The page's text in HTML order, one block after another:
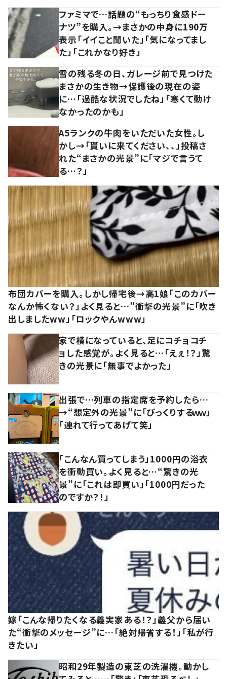
ファミマで…話題の“もっちり食感ドー
ナツ”を購入。→まさかの中身に190万
表示「イイこと聞いた」「気になってまし
た」「これかなり好き」
雪の残る冬の日、ガレージ前で見つけた
まさかの生き物→保護後の現在の姿
に…「過酷な状況でしたね」「寒くて動け
なかったのかも」
A5ランクの牛肉をいただいた女性。し
かし→「貰いに来てください、、」投稿さ
れた“まさかの光景”に「マジで言うて
る…？」
布団カバーを購入。しかし帰宅後→高1娘「このカバー
なんか怖くない？」よく見ると…”衝撃の光景”に「吹き
出しましたww」「ロックやんwww」
家で横になっていると、足にコチョコチ
ョした感覚が。よく見ると…「えぇ！？」驚
きの光景に「無事でよかった」
出張で…列車の指定席を予約したら…
→“想定外の光景”に「びっくりするｗｗ」
「連れて行ってあげて笑」
「こんなん買ってしまう」1000円の浴衣
を衝動買い。よく見ると…“驚きの光
景”に「これは即買い」「1000円だった
のですか？！」
嫁「こんな帰りたくなる義実家ある！？」義父から届い
た“衝撃のメッセージ”に…「絶対帰省する！」「私が行
きたい」
昭和29年製造の東芝の洗濯機。動かし